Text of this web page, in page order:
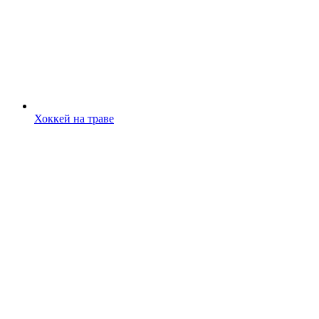
Хоккей на траве